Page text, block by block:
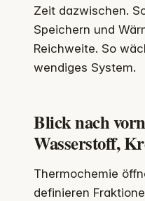
Zeit dazwischen.
Speichern und
Reichweite. So
wendiges System.
Blick nach
Wasserstoff,
Thermochemie
definieren